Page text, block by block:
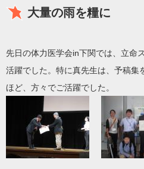
大量の雨を糧に
先日の体力医学会in下関では、立命
活躍でした。特に真先生は、予稿集
ほど、方々でご活躍でした。